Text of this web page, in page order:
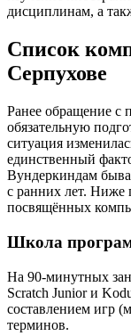
дисциплинам, а
Список
Серпухове
Ранее обращение с
обязательную
ситуация
единственный
Вундеркиндам
с ранних лет. Ниже
посвящённых
Школа
На 90-минутных
Scratch Junior и
составлением игр
терминов.